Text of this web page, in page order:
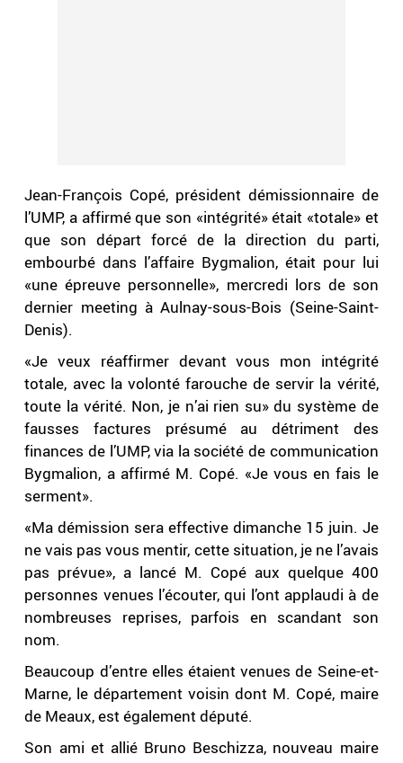
Jean-François Copé, président démissionnaire de
l’UMP, a affirmé que son «intégrité» était «totale» et
que son départ forcé de la direction du parti,
embourbé dans l’affaire Bygmalion, était pour lui
«une épreuve personnelle», mercredi lors de son
dernier meeting à Aulnay-sous-Bois (Seine-Saint-
Denis).
«Je veux réaffirmer devant vous mon intégrité
totale, avec la volonté farouche de servir la vérité,
toute la vérité. Non, je n’ai rien su» du système de
fausses factures présumé au détriment des
finances de l’UMP, via la société de communication
Bygmalion, a affirmé M. Copé. «Je vous en fais le
serment».
«Ma démission sera effective dimanche 15 juin. Je
ne vais pas vous mentir, cette situation, je ne l’avais
pas prévue», a lancé M. Copé aux quelque 400
personnes venues l’écouter, qui l’ont applaudi à de
nombreuses reprises, parfois en scandant son
nom.
Beaucoup d’entre elles étaient venues de Seine-et-
Marne, le département voisin dont M. Copé, maire
de Meaux, est également député.
Son ami et allié Bruno Beschizza, nouveau maire